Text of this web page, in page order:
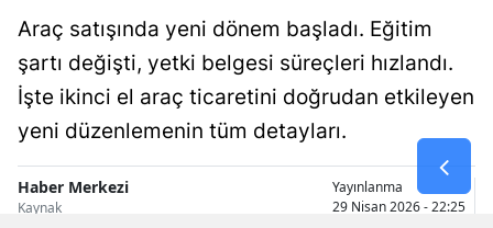
Nevşehir
Niğde
Ordu
Araç satışında yeni dönem başladı. Eğitim
şartı değişti, yetki belgesi süreçleri hızlandı.
İşte ikinci el araç ticaretini doğrudan etkileyen
yeni düzenlemenin tüm detayları.
Haber Merkezi
Kaynak
Yayınlanma
29 Nisan 2026 - 22:25